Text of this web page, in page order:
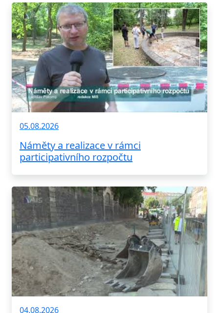
05.08.2026
Náměty a realizace v rámci
participativního rozpočtu
04.08.2026